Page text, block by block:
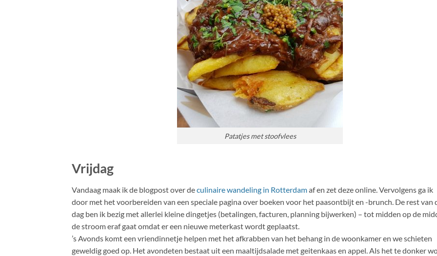
Patatjes met stoofvlees
Vrijdag
Vandaag maak ik de blogpost over deculinaire wandeling in Rotterdamaf en zet deze online. Vervolgens ga ik
door met het voorbereiden van een speciale pagina over boeken voor het paasontbijt en -brunch. De rest van
dag ben ik bezig met allerlei kleine dingetjes (betalingen, facturen, planning bijwerken) – tot midden op de
de stroom eraf gaat omdat er een nieuwe meterkast wordt geplaatst.
’s Avonds komt een vriendinnetje helpen met het afkrabben van het behang in de woonkamer en we schieten
geweldig goed op. Het avondeten bestaat uit een maaltijdsalade met geitenkaas en appel. Als het te donker